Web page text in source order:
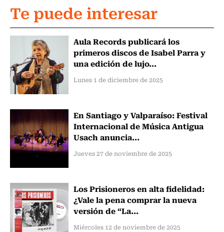
Te puede interesar
Aula Records publicará los
primeros discos de Isabel Parra y
una edición de lujo...
Lunes 1 de diciembre de 2025
En Santiago y Valparaíso: Festival
Internacional de Música Antigua
Usach anuncia...
Jueves 27 de noviembre de 2025
Los Prisioneros en alta fidelidad:
¿Vale la pena comprar la nueva
versión de “La...
Miércoles 12 de noviembre de 2025